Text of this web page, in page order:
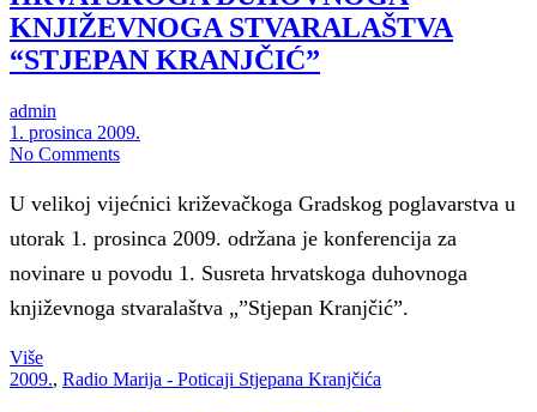
KNJIŽEVNOGA STVARALAŠTVA
“STJEPAN KRANJČIĆ”
admin
1. prosinca 2009.
No Comments
U velikoj vijećnici križevačkoga Gradskog poglavarstva u
utorak 1. prosinca 2009. održana je konferencija za
novinare u povodu 1. Susreta hrvatskoga duhovnoga
književnoga stvaralaštva „”Stjepan Kranjčić”.
Više
2009., Radio Marija - Poticaji Stjepana Kranjčića